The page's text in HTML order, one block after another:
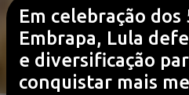
Em celebração dos
Embrapa, Lula
e diversificação
conquistar mais